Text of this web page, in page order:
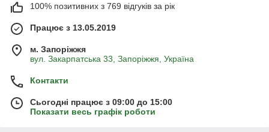
100% позитивних з 769 відгуків за рік
Працює з 13.05.2019
м. Запоріжжя
вул. Закарпатська 33, Запоріжжя, Україна
Контакти
Сьогодні працює з 09:00 до 15:00
Показати весь графік роботи